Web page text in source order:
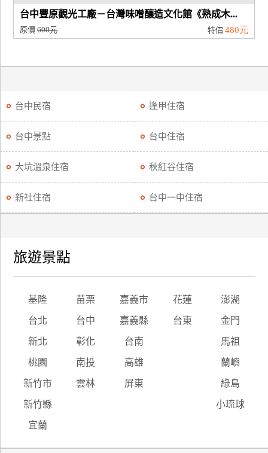
台中豐原觀光工廠－台灣味噌釀造文化館《熟成木...
原價600元 特價 480元
台中民宿 逢甲住宿
台中景點 台中住宿
大坑溫泉住宿 秋紅谷住宿
新社住宿 台中一中住宿
旅遊景點
基隆 苗栗 嘉義市 花蓮 澎湖
台北 台中 嘉義縣 台東 金門
新北 彰化 台南 馬祖
桃園 南投 高雄 蘭嶼
新竹市 雲林 屏東 綠島
新竹縣 小琉球
宜蘭